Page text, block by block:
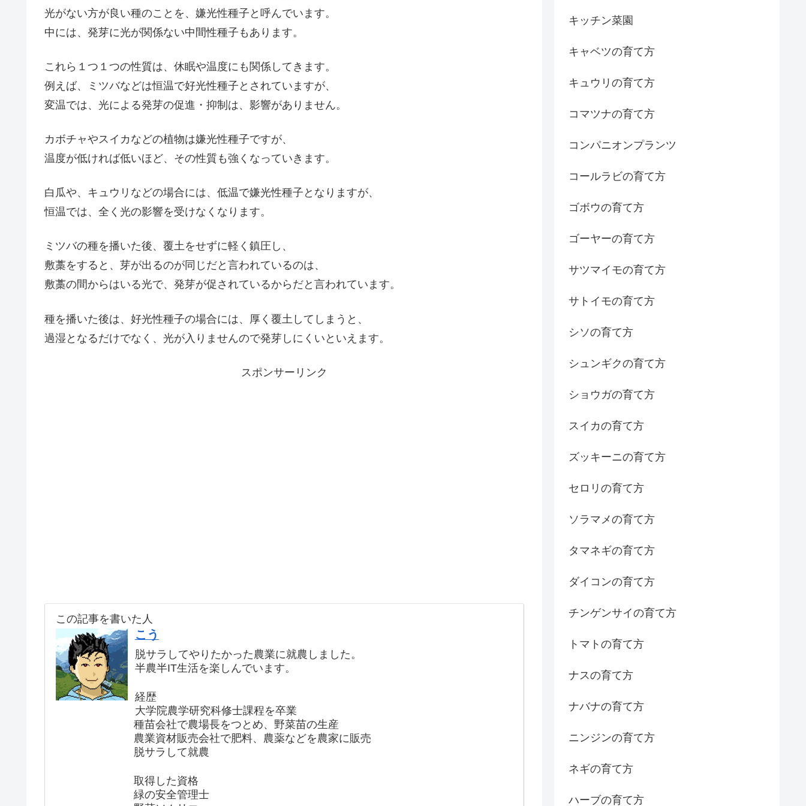
光がない方が良い種のことを、嫌光性種子と呼んでいます。
中には、発芽に光が関係ない中間性種子もあります。
これら１つ１つの性質は、休眠や温度にも関係してきます。
例えば、ミツバなどは恒温で好光性種子とされていますが、
変温では、光による発芽の促進・抑制は、影響がありません。
カボチャやスイカなどの植物は嫌光性種子ですが、
温度が低ければ低いほど、その性質も強くなっていきます。
白瓜や、キュウリなどの場合には、低温で嫌光性種子となりますが、
恒温では、全く光の影響を受けなくなります。
ミツバの種を播いた後、覆土をせずに軽く鎮圧し、
敷藁をすると、芽が出るのが同じだと言われているのは、
敷藁の間からはいる光で、発芽が促されているからだと言われています。
種を播いた後は、好光性種子の場合には、厚く覆土してしまうと、
過湿となるだけでなく、光が入りませんので発芽しにくいといえます。
スポンサーリンク
この記事を書いた人
こう
脱サラしてやりたかった農業に就農しました。
半農半IT生活を楽しんでいます。
経歴
大学院農学研究科修士課程を卒業
種苗会社で農場長をつとめ、野菜苗の生産
農業資材販売会社で肥料、農薬などを農家に販売
脱サラして就農
取得した資格
緑の安全管理士
キッチン菜園
キャベツの育て方
キュウリの育て方
コマツナの育て方
コンパニオンプランツ
コールラビの育て方
ゴボウの育て方
ゴーヤーの育て方
サツマイモの育て方
サトイモの育て方
シソの育て方
シュンギクの育て方
ショウガの育て方
スイカの育て方
ズッキーニの育て方
セロリの育て方
ソラマメの育て方
タマネギの育て方
ダイコンの育て方
チンゲンサイの育て方
トマトの育て方
ナスの育て方
ナバナの育て方
ニンジンの育て方
ネギの育て方
ハーブの育て方